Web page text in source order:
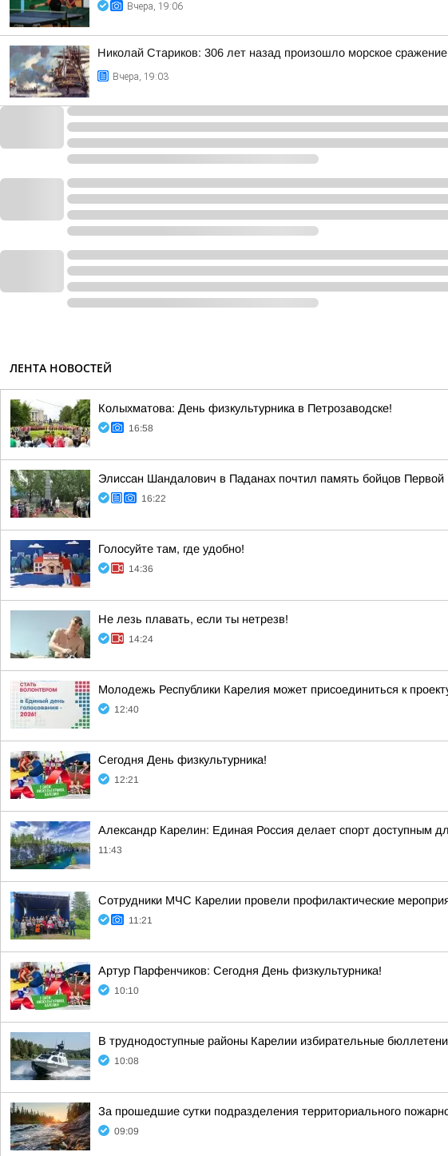
Вчера, 19:06
Николай Стариков: 306 лет назад произошло морское сражение
Вчера, 19:03
ЛЕНТА НОВОСТЕЙ
Колыхматова: День физкультурника в Петрозаводске!
16:58
Элиссан Шандалович в Паданах почтил память бойцов Первой
16:22
Голосуйте там, где удобно!
14:36
Не лезь плавать, если ты нетрезв!
14:24
Молодежь Республики Карелия может присоединиться к
12:40
Сегодня День физкультурника!
12:21
Александр Карелин: Единая Россия делает спорт доступным
11:43
Сотрудники МЧС Карелии провели профилактические
11:21
Артур Парфенчиков: Сегодня День физкультурника!
10:10
В труднодоступные районы Карелии избирательные
10:08
За прошедшие сутки подразделения территориального
09:09